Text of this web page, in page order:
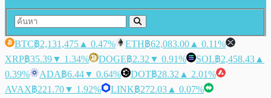
BTC฿2,131,475 ▲ 0.47% ETH฿62,083.00 ▲ 0.11%
XRP฿35.39▼ 1.34% DOGE฿2.32 ▼ 0.91% SOL฿2,458.43 ▲
0.39%
ADA฿6.44▼ 0.64% DOT฿28.32 ▲ 2.01%
AVAX฿221.70▼ 1.92% LINK฿272.03 ▲ 0.07%